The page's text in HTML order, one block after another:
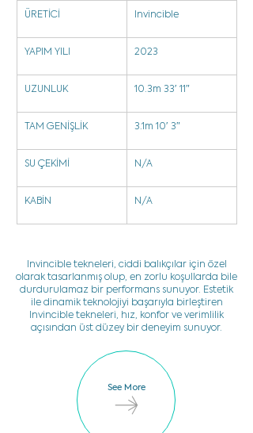
ÜRETİCİ Invincible
YAPIM YILI 2023
UZUNLUK 10.3m 33′ 11″
TAM GENİŞLİK 3.1m 10′ 3″
SU ÇEKİMİ N/A
KABİN N/A
Invincible tekneleri, ciddi balıkçılar için özel
olarak tasarlanmış olup, en zorlu koşullarda bile
durdurulamaz bir performans sunuyor. Estetik
ile dinamik teknolojiyi başarıyla birleştiren
Invincible tekneleri, hız, konfor ve verimlilik
açısından üst düzey bir deneyim sunuyor.
See More